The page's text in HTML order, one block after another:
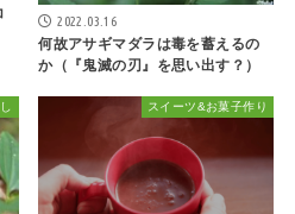
2022.03.16
何故アサギマダラは毒を蓄えるの
か（『鬼滅の刃』を思い出す？）
スイーツ&お菓子作り